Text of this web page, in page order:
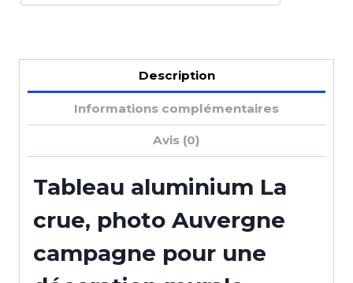
Description
Informations complémentaires
Avis (0)
Tableau aluminium La
crue, photo Auvergne
campagne pour une